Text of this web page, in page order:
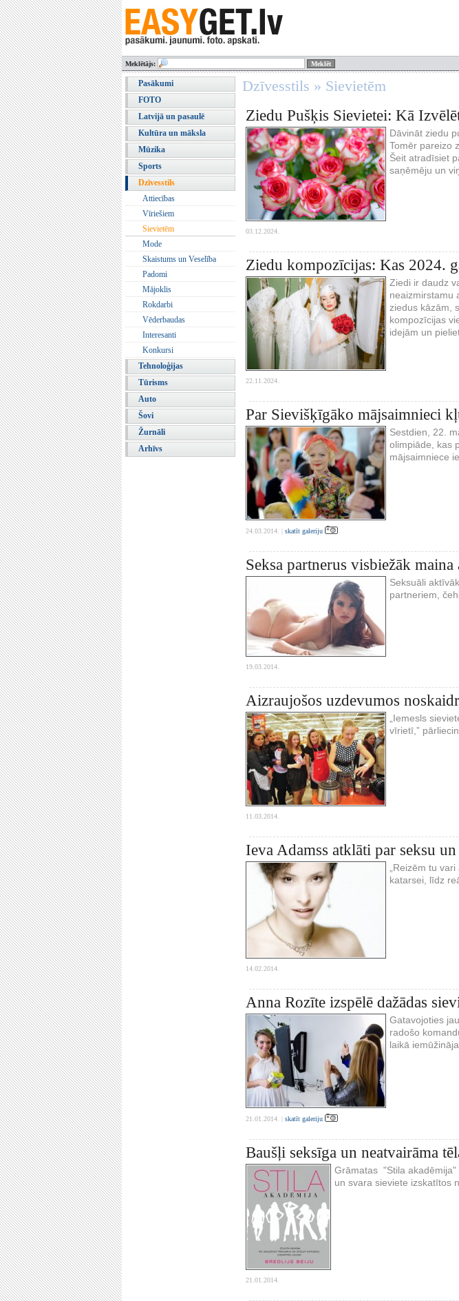
Meklētājs:
Pasākumi
FOTO
Latvijā un pasaulē
Kultūra un māksla
Mūzika
Sports
Dzīvesstils
Attiecības
Vīriešiem
Sievietēm
Mode
Skaistums un Veselība
Padomi
Mājoklis
Rokdarbi
Vēderbaudas
Interesanti
Konkursi
Tehnoloģijas
Tūrisms
Auto
Šovi
Žurnāli
Arhīvs
Dzīvesstils » Sievietēm
Ziedu Pušķis Sievietei: Kā
Dāvināt ziedu
Tomēr pareizo
Šeit atradīsiet
saņēmēju un
03.12.2024.
Ziedu kompozīcijas: Kas 2024.
Ziedi ir daudz
neaizmirstamu
ziedus kāzām,
kompozīcijas
idejām un
22.11.2024.
Par Sievišķīgāko mājsaimnieci
Sestdien, 22.
olimpiāde, kas
mājsaimniece
24.03.2014. | skatīt galeriju
Seksa partnerus visbiežāk
Seksuāli
partneriem,
19.03.2014.
Aizraujošos uzdevumos
„Iemesls
vīrietī,”
11.03.2014.
Ieva Adamss atklāti par seksu
„Reizēm tu
katarsei, līdz
14.02.2014.
Anna Rozīte izspēlē dažādas
Gatavojoties
radošo
laikā
21.01.2014. | skatīt galeriju
Baušļi seksīga un neatvairāma
Grāmatas "Stila akadēmija"
un svara sieviete izskatītos
21.01.2014.